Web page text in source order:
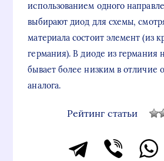
использованием одного
выбирают диод для схемы,
материала состоит элемент (из
германия). В диоде из германия
бывает более низким в отличие
аналога.
Рейтинг статьи